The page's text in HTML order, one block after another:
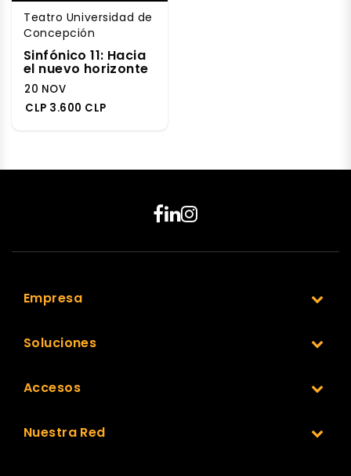
Teatro Universidad de
Concepción
Sinfónico 11: Hacia
el nuevo horizonte
20 NOV
CLP 3.600 CLP
Empresa
Soluciones
Accesos
Nuestra Red